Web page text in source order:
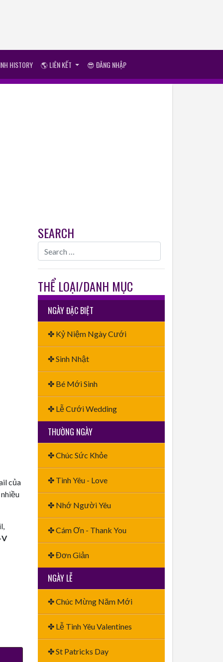
HISTORY 🌎 LIÊN KẾT 😎 ĐĂNG NHẬP
của
SEARCH
THỂ LOẠI/DANH MỤC
NGÀY ĐẶC BIỆT
✤ Kỷ Niệm Ngày Cưới
✤ Sinh Nhật
✤ Bé Mới Sinh
✤ Lễ Cưới Wedding
THƯỜNG NGÀY
✤ Chúc Sức Khỏe
✤ Tình Yêu - Love
✤ Nhớ Người Yêu
✤ Cám Ơn - Thank You
✤ Đơn Giản
NGÀY LỄ
✤ Chúc Mừng Năm Mới
✤ Lễ Tình Yêu Valentines
✤ St Patricks Day